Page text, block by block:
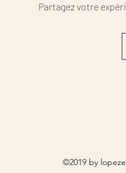
Partagez votre
©2019 by